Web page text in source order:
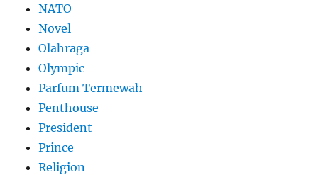
NATO
Novel
Olahraga
Olympic
Parfum Termewah
Penthouse
President
Prince
Religion